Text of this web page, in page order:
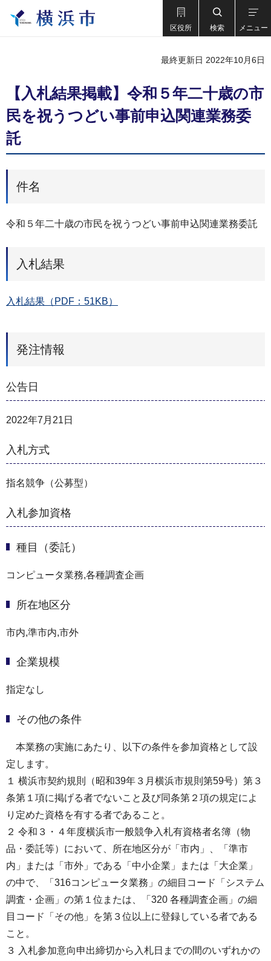
区役所 検索 メニュー
最終更新日 2022年10月6日
【入札結果掲載】令和５年二十歳の市
民を祝うつどい事前申込関連業務委
託
件名
令和５年二十歳の市民を祝うつどい事前申込関連業務委託
入札結果
入札結果（PDF：51KB）
発注情報
公告日
2022年7月21日
入札方式
指名競争（公募型）
入札参加資格
種目（委託）
コンピュータ業務,各種調査企画
所在地区分
市内,準市内,市外
企業規模
指定なし
その他の条件
本業務の実施にあたり、以下の条件を参加資格として設
定します。
１ 横浜市契約規則（昭和39年３月横浜市規則第59号）第３
条第１項に掲げる者でないこと及び同条第２項の規定によ
り定めた資格を有する者であること。
２ 令和３・４年度横浜市一般競争入札有資格者名簿（物
品・委託等）において、所在地区分が「市内」、「準市
内」または「市外」である「中小企業」または「大企業」
の中で、「316コンピュータ業務」の細目コード「システム
調査・企画」の第１位または、「320 各種調査企画」の細
目コード「その他」を第３位以上に登録している者である
こと。
３ 入札参加意向申出締切から入札日までの間のいずれかの